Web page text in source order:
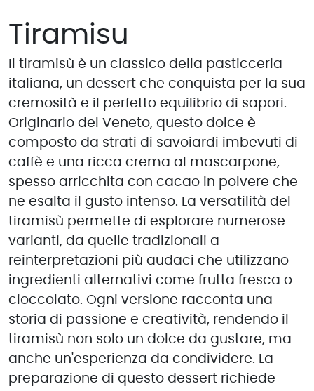
Tiramisu
Il tiramisù è un classico della pasticceria
italiana, un dessert che conquista per la sua
cremosità e il perfetto equilibrio di sapori.
Originario del Veneto, questo dolce è
composto da strati di savoiardi imbevuti di
caffè e una ricca crema al mascarpone,
spesso arricchita con cacao in polvere che
ne esalta il gusto intenso. La versatilità del
tiramisù permette di esplorare numerose
varianti, da quelle tradizionali a
reinterpretazioni più audaci che utilizzano
ingredienti alternativi come frutta fresca o
cioccolato. Ogni versione racconta una
storia di passione e creatività, rendendo il
tiramisù non solo un dolce da gustare, ma
anche un'esperienza da condividere. La
preparazione di questo dessert richiede